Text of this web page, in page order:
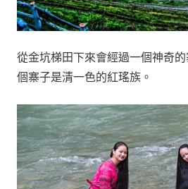
從金坑梯田下來會經過一個神奇
個寨子是清一色的紅瑤族。